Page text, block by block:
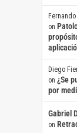
on
Diego
on ¿Se
por
Gabriel
on